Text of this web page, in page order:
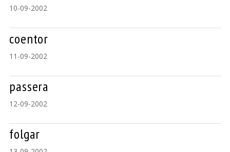
10-09-2002
coentor
11-09-2002
passera
12-09-2002
folgar